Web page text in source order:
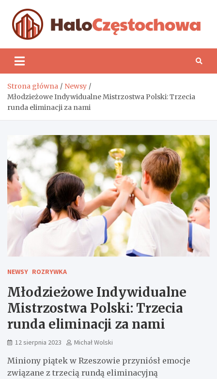
content
Strona główna
Newsy
Młodzieżowe Indywidualne Mistrzostwa Polski: Trzecia
runda eliminacji za nami
NEWSY ROZRYWKA
Młodzieżowe Indywidualne
Mistrzostwa Polski: Trzecia
runda eliminacji za nami
12 sierpnia 2023 Michał Wolski
Miniony piątek w Rzeszowie przyniósł emocje
związane z trzecią rundą eliminacyjną